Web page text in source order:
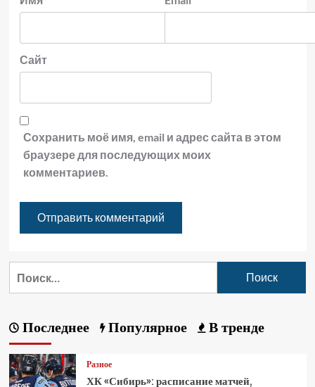
Сайт
Сохранить моё имя, email и адрес сайта в этом
браузере для последующих моих
комментариев.
Последнее Популярное В тренде
Разное
ХК «Сибирь»: расписание матчей,